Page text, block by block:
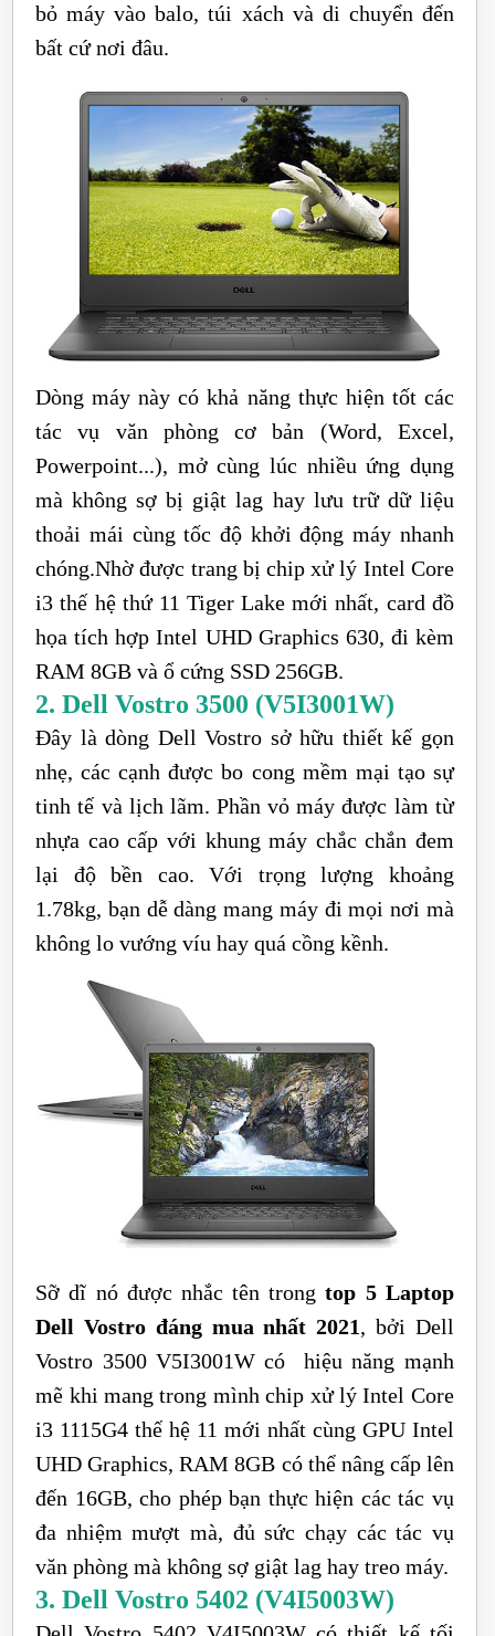
bỏ máy vào balo, túi xách và di chuyển đến
bất cứ nơi đâu.
Dòng máy này có khả năng thực hiện tốt các
tác vụ văn phòng cơ bản (Word, Excel,
Powerpoint...), mở cùng lúc nhiều ứng dụng
mà không sợ bị giật lag hay lưu trữ dữ liệu
thoải mái cùng tốc độ khởi động máy nhanh
chóng.Nhờ được trang bị chip xử lý Intel Core
i3 thế hệ thứ 11 Tiger Lake mới nhất, card đồ
họa tích hợp Intel UHD Graphics 630, đi kèm
RAM 8GB và ổ cứng SSD 256GB.
2. Dell Vostro 3500 (V5I3001W)
Đây là dòng Dell Vostro sở hữu thiết kế gọn
nhẹ, các cạnh được bo cong mềm mại tạo sự
tinh tế và lịch lãm. Phần vỏ máy được làm từ
nhựa cao cấp với khung máy chắc chắn đem
lại độ bền cao. Với trọng lượng khoảng
1.78kg, bạn dễ dàng mang máy đi mọi nơi mà
không lo vướng víu hay quá cồng kềnh.
Sỡ dĩ nó được nhắc tên trongtop 5 Laptop
Dell Vostro đáng mua nhất 2021, bởi Dell
Vostro 3500 V5I3001W có hiệu năng mạnh
mẽ khi mang trong mình chip xử lý Intel Core
i3 1115G4 thế hệ 11 mới nhất cùng GPU Intel
UHD Graphics, RAM 8GB có thể nâng cấp lên
đến 16GB, cho phép bạn thực hiện các tác vụ
đa nhiệm mượt mà, đủ sức chạy các tác vụ
văn phòng mà không sợ giật lag hay treo máy.
3. Dell Vostro 5402 (V4I5003W)